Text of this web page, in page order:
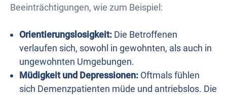
Beeinträchtigungen, wie zum Beispiel:
Orientierungslosigkeit: Die Betroffenen
verlaufen sich, sowohl in gewohnten, als auch in
ungewohnten Umgebungen.
Müdigkeit und Depressionen: Oftmals fühlen
sich Demenzpatienten müde und antriebslos. Die